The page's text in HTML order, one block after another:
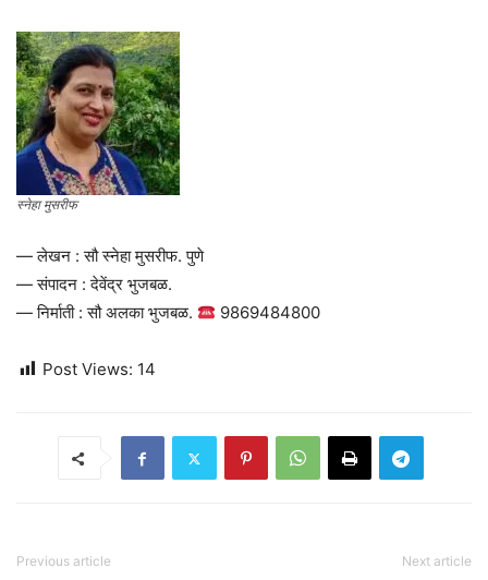
स्नेहा मुसरीफ
— लेखन : सौ स्नेहा मुसरीफ. पुणे
— संपादन : देवेंद्र भुजबळ.
— निर्माती : सौ अलका भुजबळ.
9869484800
Post Views: 14
Previous article Next article